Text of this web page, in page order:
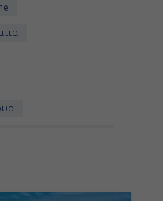
Φλόριντα, Fl NCL,
Νησοι